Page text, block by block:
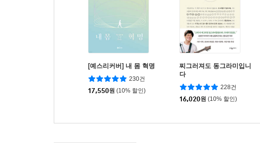
[예스리커버] 내 몸 혁명
230건
17,550원 (10% 할인)
찌그러져도 동그라미입니
다
228건
16,020원 (10% 할인)